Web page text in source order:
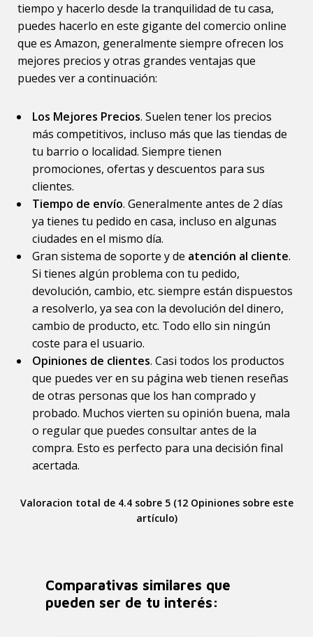
tiempo y hacerlo desde la tranquilidad de tu casa,
puedes hacerlo en este gigante del comercio online
que es Amazon, generalmente siempre ofrecen los
mejores precios y otras grandes ventajas que
puedes ver a continuación:
Los Mejores Precios. Suelen tener los precios
más competitivos, incluso más que las tiendas de
tu barrio o localidad. Siempre tienen
promociones, ofertas y descuentos para sus
clientes.
Tiempo de envío. Generalmente antes de 2 días
ya tienes tu pedido en casa, incluso en algunas
ciudades en el mismo día.
Gran sistema de soporte y de atención al cliente.
Si tienes algún problema con tu pedido,
devolución, cambio, etc. siempre están dispuestos
a resolverlo, ya sea con la devolución del dinero,
cambio de producto, etc. Todo ello sin ningún
coste para el usuario.
Opiniones de clientes. Casi todos los productos
que puedes ver en su página web tienen reseñas
de otras personas que los han comprado y
probado. Muchos vierten su opinión buena, mala
o regular que puedes consultar antes de la
compra. Esto es perfecto para una decisión final
acertada.
Valoracion total de 4.4 sobre 5 (12 Opiniones sobre este
artículo)
Comparativas similares que
pueden ser de tu interés: